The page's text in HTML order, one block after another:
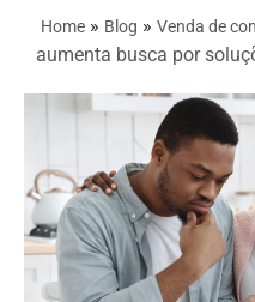
Home» Blog » Venda de
aumenta busca por